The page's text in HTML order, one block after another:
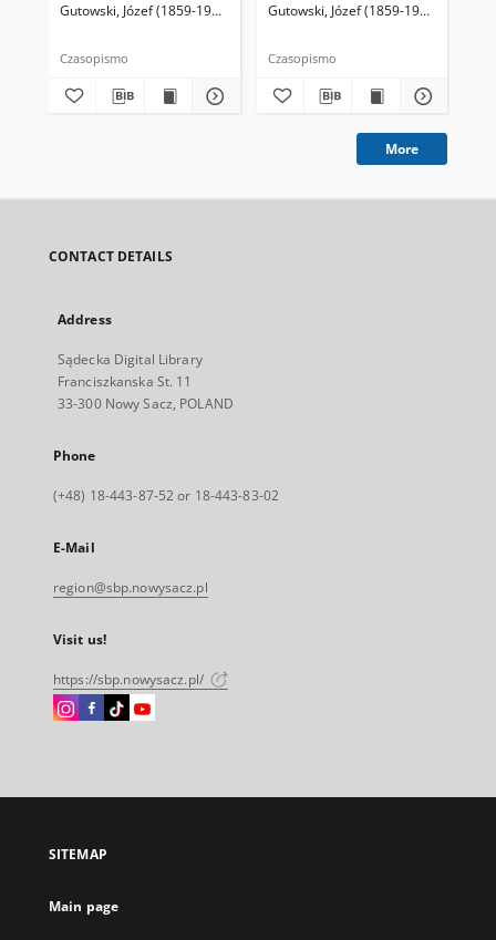
Gutowski, Józef (1859-1916). Redaktor
Czasopismo
Gutowski, Józef (1859-1916).
Czasopismo
More
CONTACT DETAILS
Address
Sądecka Digital Library
Franciszkanska St. 11
33-300 Nowy Sacz, POLAND
Phone
(+48) 18-443-87-52 or 18-443-83-02
E-Mail
region@sbp.nowysacz.pl
Visit us!
https://sbp.nowysacz.pl/
Instagram
open
new
Facebook
open
new
Instagram
open
new
Instagram
open
SITEMAP
Main page